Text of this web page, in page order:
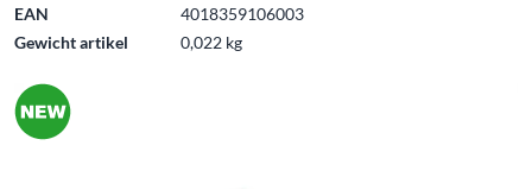
EAN
4018359106003
Gewicht artikel
0,022 kg